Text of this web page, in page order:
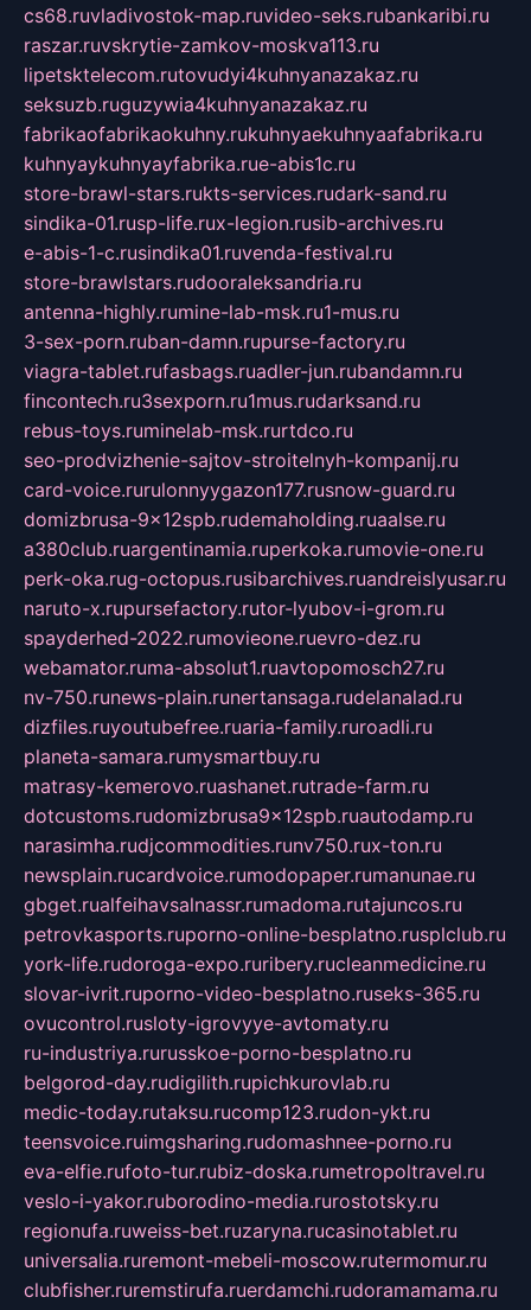
cs68.ruvladivostok-map.ruvideo-seks.rubankaribi.ru
raszar.ruvskrytie-zamkov-moskva113.ru
lipetsktelecom.rutovudyi4kuhnyanazakaz.ru
seksuzb.ruguzywia4kuhnyanazakaz.ru
fabrikaofabrikaokuhny.rukuhnyaekuhnyaafabrika.ru
kuhnyaykuhnyayfabrika.rue-abis1c.ru
store-brawl-stars.rukts-services.rudark-sand.ru
sindika-01.rusp-life.rux-legion.rusib-archives.ru
e-abis-1-c.rusindika01.ruvenda-festival.ru
store-brawlstars.rudooraleksandria.ru
antenna-highly.rumine-lab-msk.ru1-mus.ru
3-sex-porn.ruban-damn.rupurse-factory.ru
viagra-tablet.rufasbags.ruadler-jun.rubandamn.ru
fincontech.ru3sexporn.ru1mus.rudarksand.ru
rebus-toys.ruminelab-msk.rurtdco.ru
seo-prodvizhenie-sajtov-stroitelnyh-kompanij.ru
card-voice.rurulonnyygazon177.rusnow-guard.ru
domizbrusa-9x12spb.rudemaholding.ruaalse.ru
a380club.ruargentinamia.ruperkoka.rumovie-one.ru
perk-oka.rug-octopus.rusibarchives.ruandreislyusar.ru
naruto-x.rupursefactory.rutor-lyubov-i-grom.ru
spayderhed-2022.rumovieone.ruevro-dez.ru
webamator.ruma-absolut1.ruavtopomosch27.ru
nv-750.runews-plain.runertansaga.rudelanalad.ru
dizfiles.ruyoutubefree.ruaria-family.ruroadli.ru
planeta-samara.rumysmartbuy.ru
matrasy-kemerovo.ruashanet.rutrade-farm.ru
dotcustoms.rudomizbrusa9x12spb.ruautodamp.ru
narasimha.rudjcommodities.runv750.rux-ton.ru
newsplain.rucardvoice.rumodopaper.rumanunae.ru
gbget.rualfeihavsalnassr.rumadoma.rutajuncos.ru
petrovkasports.ruporno-online-besplatno.rusplclub.ru
york-life.rudoroga-expo.ruribery.rucleanmedicine.ru
slovar-ivrit.ruporno-video-besplatno.ruseks-365.ru
ovucontrol.rusloty-igrovyye-avtomaty.ru
ru-industriya.rurusskoe-porno-besplatno.ru
belgorod-day.rudigilith.rupichkurovlab.ru
medic-today.rutaksu.rucomp123.rudon-ykt.ru
teensvoice.ruimgsharing.rudomashnee-porno.ru
eva-elfie.rufoto-tur.rubiz-doska.rumetropoltravel.ru
veslo-i-yakor.ruborodino-media.rurostotsky.ru
regionufa.ruweiss-bet.ruzaryna.rucasinotablet.ru
universalia.ruremont-mebeli-moscow.rutermomur.ru
clubfisher.ruremstirufa.ruerdamchi.rudoramamama.ru